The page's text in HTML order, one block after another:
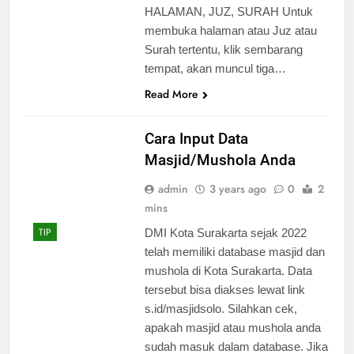
HALAMAN, JUZ, SURAH Untuk
membuka halaman atau Juz atau
Surah tertentu, klik sembarang
tempat, akan muncul tiga…
Read More
TIP
Cara Input Data
Masjid/Mushola Anda
admin 3 years ago 0
2
mins
DMI Kota Surakarta sejak 2022
telah memiliki database masjid dan
mushola di Kota Surakarta. Data
tersebut bisa diakses lewat link
s.id/masjidsolo. Silahkan cek,
apakah masjid atau mushola anda
sudah masuk dalam database. Jika